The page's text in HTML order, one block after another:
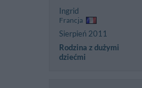
Ingrid
Francja
Sierpień 2011
Rodzina z dużymi
dziećmi